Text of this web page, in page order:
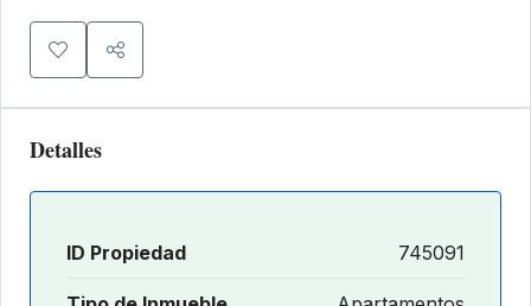
Detalles
ID Propiedad 745091